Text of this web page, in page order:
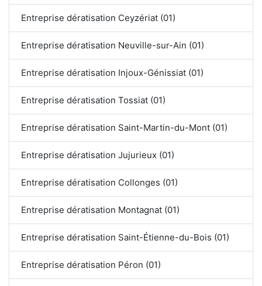
Entreprise dératisation Ceyzériat (01)
Entreprise dératisation Neuville-sur-Ain (01)
Entreprise dératisation Injoux-Génissiat (01)
Entreprise dératisation Tossiat (01)
Entreprise dératisation Saint-Martin-du-Mont (01)
Entreprise dératisation Jujurieux (01)
Entreprise dératisation Collonges (01)
Entreprise dératisation Montagnat (01)
Entreprise dératisation Saint-Étienne-du-Bois (01)
Entreprise dératisation Péron (01)